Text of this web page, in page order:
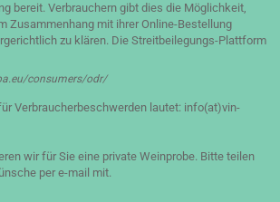
bereit. Verbrauchern gibt dies die Möglichkeit,
Zusammenhang mit ihrer Online-Bestellung
zu klären. Die Streitbeilegungs-Plattform
consumers/odr/
Verbraucherbeschwerden lautet: info(at)vin-
wir für Sie eine private Weinprobe. Bitte teilen
per e-mail mit.